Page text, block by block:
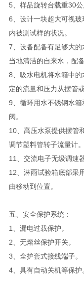
5、样品旋转台载重30
6、设计一块超大可视
内被测试样的状况。
7、设备配备有足够大
当地清洁的自来水，配
8、吸水电机将水箱中
定的流量和压力从摆管
9、循环用水不锈钢水
阀。
10、高压水泵提供摆管
调节塑料管转子流量计。
11、交流电子无级调速
12、淋雨试验箱底部采
由移动到位置。
五、安全保护系统：
1、漏电过载保护。
2、无熔丝保护开关。
3、全护套式接线端子。
4、具有自动关机等保护